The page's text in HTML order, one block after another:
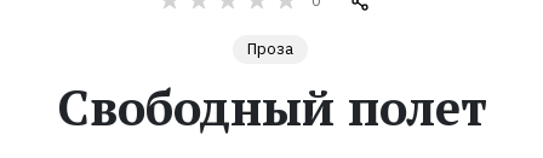
Экранизации
Проза
Свободный полет